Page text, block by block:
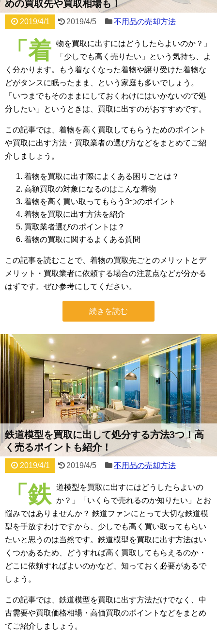
めの買取先や買取相場も！
2019/4/1 2019/4/5 不用品の売却方法
「着 物を買取に出すにはどうしたらよいのか？」
「少しでも高く売りたい」という気持ち、よ
く分かります。もう着なくなった着物や譲り受けた着物な
どがタンスに眠ったまま、という家庭も多いでしょう。
「いつまでもそのままにしておくわけにはいかないので処
分したい」というときは、買取に出すのがおすすめです。
この記事では、着物を高く買取してもらうためのポイント
や買取に出す方法・買取業者の選び方などをまとめてご紹
介しましょう。
着物を買取に出す際によくある困りごとは？
高額買取の対象になるのはこんな着物
着物を高く買い取ってもらう3つのポイント
着物を買取に出す方法を紹介
買取業者選びのポイントは？
着物の買取に関するよくある質問
この記事を読むことで、着物の買取先ごとのメリットとデ
メリット・買取業者に依頼する場合の注意点などが分かる
はずです。ぜひ参考にしてください。
続きを読む
鉄道模型を買取に出して処分する方法3つ！高
く売るポイントも紹介！
2019/4/1 2019/4/5 不用品の売却方法
「鉄
道模型を買取に出すにはどうしたらよいの
か？」「いくらで売れるのか知りたい」とお
悩みではありませんか？ 鉄道ファンにとって大切な鉄道模
型を手放すわけですから、少しでも高く買い取ってもらい
たいと思うのは当然です。鉄道模型を買取に出す方法はい
くつかあるため、どうすれば高く買取してもらえるのか・
どこに依頼すればよいのかなど、知っておく必要があるで
しょう。
この記事では、鉄道模型を買取に出す方法だけでなく、中
古需要や買取価格相場・高価買取のポイントなどをまとめ
てご紹介しましょう。